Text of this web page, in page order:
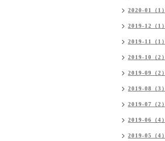
2020-01（1）
2019-12（1）
2019-11（1）
2019-10（2）
2019-09（2）
2019-08（3）
2019-07（2）
2019-06（4）
2019-05（4）